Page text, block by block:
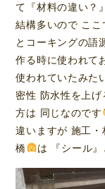
て『材料の違い？
結構多いので ここ
とコーキングの語
作る時に使われて
使われていたみ
密性 防水性を上
方は 同じなのです
違いますが 施工・
橋
は 『シール